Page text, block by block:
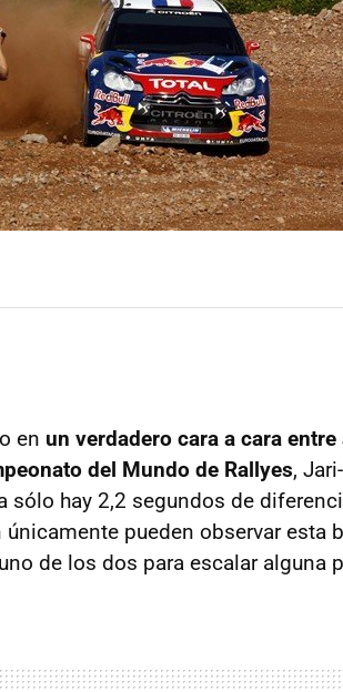
en un verdadero cara a cara
del Mundo de Rallyes,
sólo hay 2,2 segundos de
pueden observar esta
de los dos para escalar alguna